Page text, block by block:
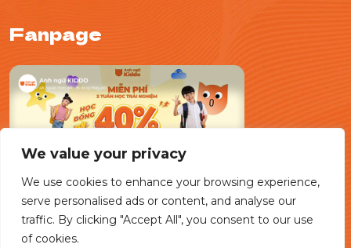
We value your privacy
We use cookies to enhance your browsing experience,
serve personalised ads or content, and analyse our
traffic. By clicking "Accept All", you consent to our use
of cookies.
Fanpage